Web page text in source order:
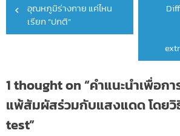
navigation
อุณหภูมิร่างกาย แค่ไหน
เรียก “ปกติ”
1 thought on “คำแนะนำเพื่อก
แพ้สัมผัสร่วมกับแสงแดด โดยวิ
test”